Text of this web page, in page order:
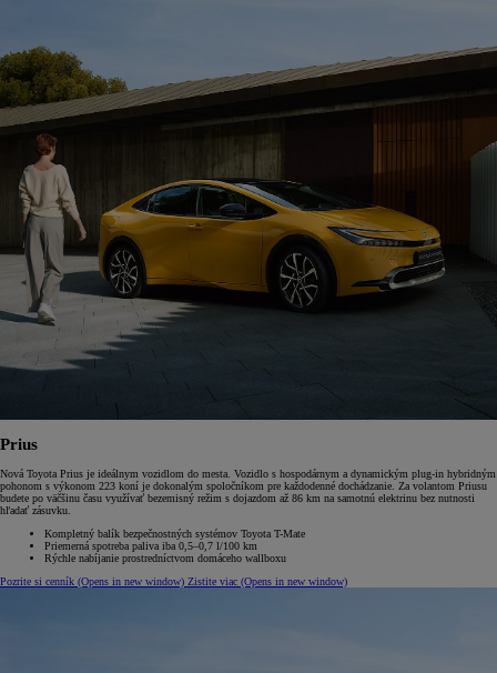
Prius
Nová Toyota Prius je ideálnym vozidlom do mesta. Vozidlo s hospodárnym a dynamickým plug-in hybridným
pohonom s výkonom 223 koní je dokonalým spoločníkom pre každodenné dochádzanie. Za volantom Priusu
budete po väčšinu času využívať bezemisný režim s dojazdom až 86 km na samotnú elektrinu bez nutnosti
hľadať zásuvku.
Kompletný balík bezpečnostných systémov Toyota T-Mate
Priemerná spotreba paliva iba 0,5–0,7 l/100 km
Rýchle nabíjanie prostredníctvom domáceho wallboxu
Pozrite si cenník (Opens in new window) Zistite viac (Opens in new window)